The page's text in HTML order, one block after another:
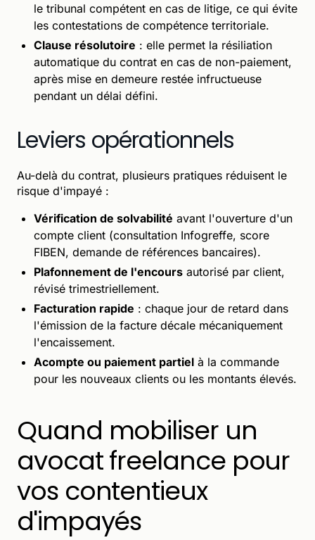
le tribunal compétent en cas de litige, ce qui évite
les contestations de compétence territoriale.
Clause résolutoire : elle permet la résiliation
automatique du contrat en cas de non-paiement,
après mise en demeure restée infructueuse
pendant un délai défini.
Leviers opérationnels
Au-delà du contrat, plusieurs pratiques réduisent le
risque d'impayé :
Vérification de solvabilité avant l'ouverture d'un
compte client (consultation Infogreffe, score
FIBEN, demande de références bancaires).
Plafonnement de l'encours autorisé par client,
révisé trimestriellement.
Facturation rapide : chaque jour de retard dans
l'émission de la facture décale mécaniquement
l'encaissement.
Acompte ou paiement partiel à la commande
pour les nouveaux clients ou les montants élevés.
Quand mobiliser un
avocat freelance pour
vos contentieux
d'impayés